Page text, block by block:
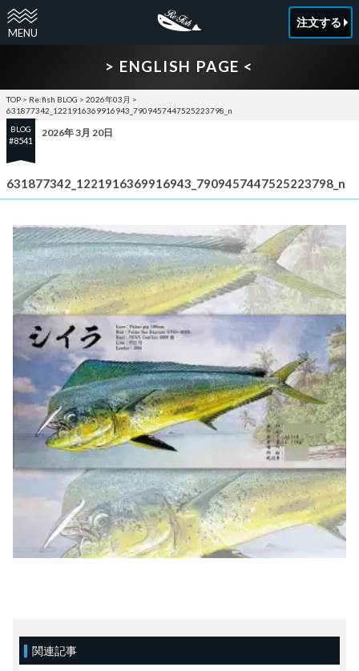
注文する
> ENGLISH PAGE <
TOP > Re:fish BLOG > 2026年03月 >
631877342_1221916369916943_7909457447525223798_n
BLOG
#8541
2026年 3月 20日
631877342_1221916369916943_7909457447525223798_n
関連記事